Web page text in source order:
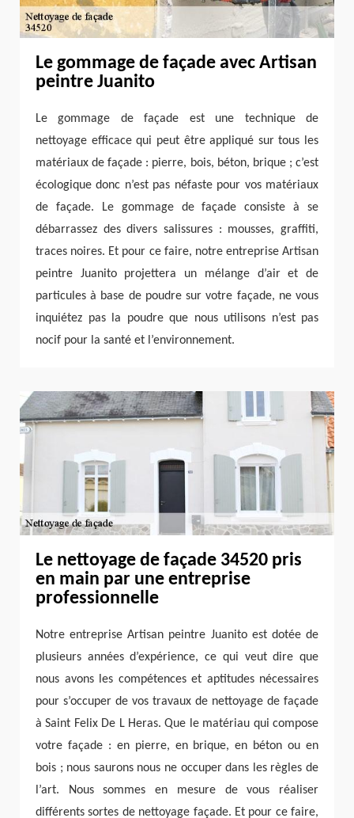
Le gommage de façade avec Artisan
peintre Juanito
Le gommage de façade est une technique de
nettoyage efficace qui peut être appliqué sur tous les
matériaux de façade : pierre, bois, béton, brique ; c’est
écologique donc n’est pas néfaste pour vos matériaux
de façade. Le gommage de façade consiste à se
débarrassez des divers salissures : mousses, graffiti,
traces noires. Et pour ce faire, notre entreprise Artisan
peintre Juanito projettera un mélange d’air et de
particules à base de poudre sur votre façade, ne vous
inquiétez pas la poudre que nous utilisons n’est pas
nocif pour la santé et l’environnement.
Le nettoyage de façade 34520 pris
en main par une entreprise
professionnelle
Notre entreprise Artisan peintre Juanito est dotée de
plusieurs années d’expérience, ce qui veut dire que
nous avons les compétences et aptitudes nécessaires
pour s’occuper de vos travaux de nettoyage de façade
à Saint Felix De L Heras. Que le matériau qui compose
votre façade : en pierre, en brique, en béton ou en
bois ; nous saurons nous ne occuper dans les règles de
l’art. Nous sommes en mesure de vous réaliser
différents sortes de nettoyage façade. Et pour ce faire,